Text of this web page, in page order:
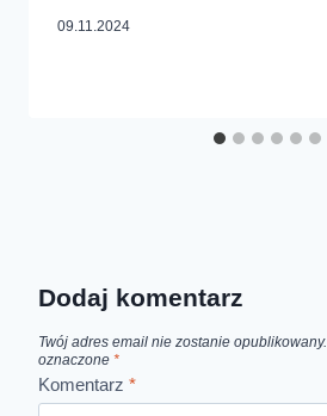
09.11.2024
Dodaj komentarz
Twój adres email nie zostanie opublikowany.
oznaczone *
Komentarz *